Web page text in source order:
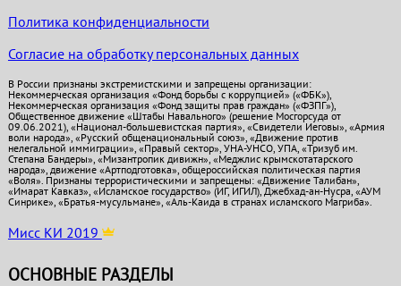
Политика конфиденциальности
Согласие на обработку персональных данных
В России признаны экстремистскими и запрещены организации:
Некоммерческая организация «Фонд борьбы с коррупцией» («ФБК»),
Некоммерческая организация «Фонд защиты прав граждан» («ФЗПГ»),
Общественное движение «Штабы Навального» (решение Мосгорсуда от
09.06.2021), «Национал-большевистская партия», «Свидетели Иеговы», «Армия
воли народа», «Русский общенациональный союз», «Движение против
нелегальной иммиграции», «Правый сектор», УНА-УНСО, УПА, «Тризуб им.
Степана Бандеры», «Мизантропик дивижн», «Меджлис крымскотатарского
народа», движение «Артподготовка», общероссийская политическая партия
«Воля». Признаны террористическими и запрещены: «Движение Талибан»,
«Имарат Кавказ», «Исламское государство» (ИГ, ИГИЛ), Джебхад-ан-Нусра, «АУМ
Синрике», «Братья-мусульмане», «Аль-Каида в странах исламского Магриба».
Мисс КИ 2019
ОСНОВНЫЕ РАЗДЕЛЫ